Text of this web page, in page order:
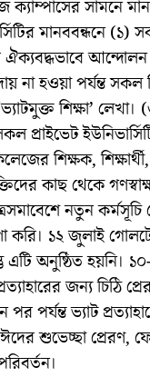
ক্যাম্পাসের সামনে
মানববন্ধনে (১)
ঐক্যবদ্ধভাবে
না হওয়া পর্যন্ত সকল
শিক্ষা’
প্রাইভেট
শিক্ষক,
কাছ থেকে
নতুন
করি। ১২ জুলাই
এটি অনুষ্ঠিত হয়নি।
জন্য চিঠি
পর্যন্ত ভ্যাট
ঈদের শুভেচ্ছা প্রেরণ,